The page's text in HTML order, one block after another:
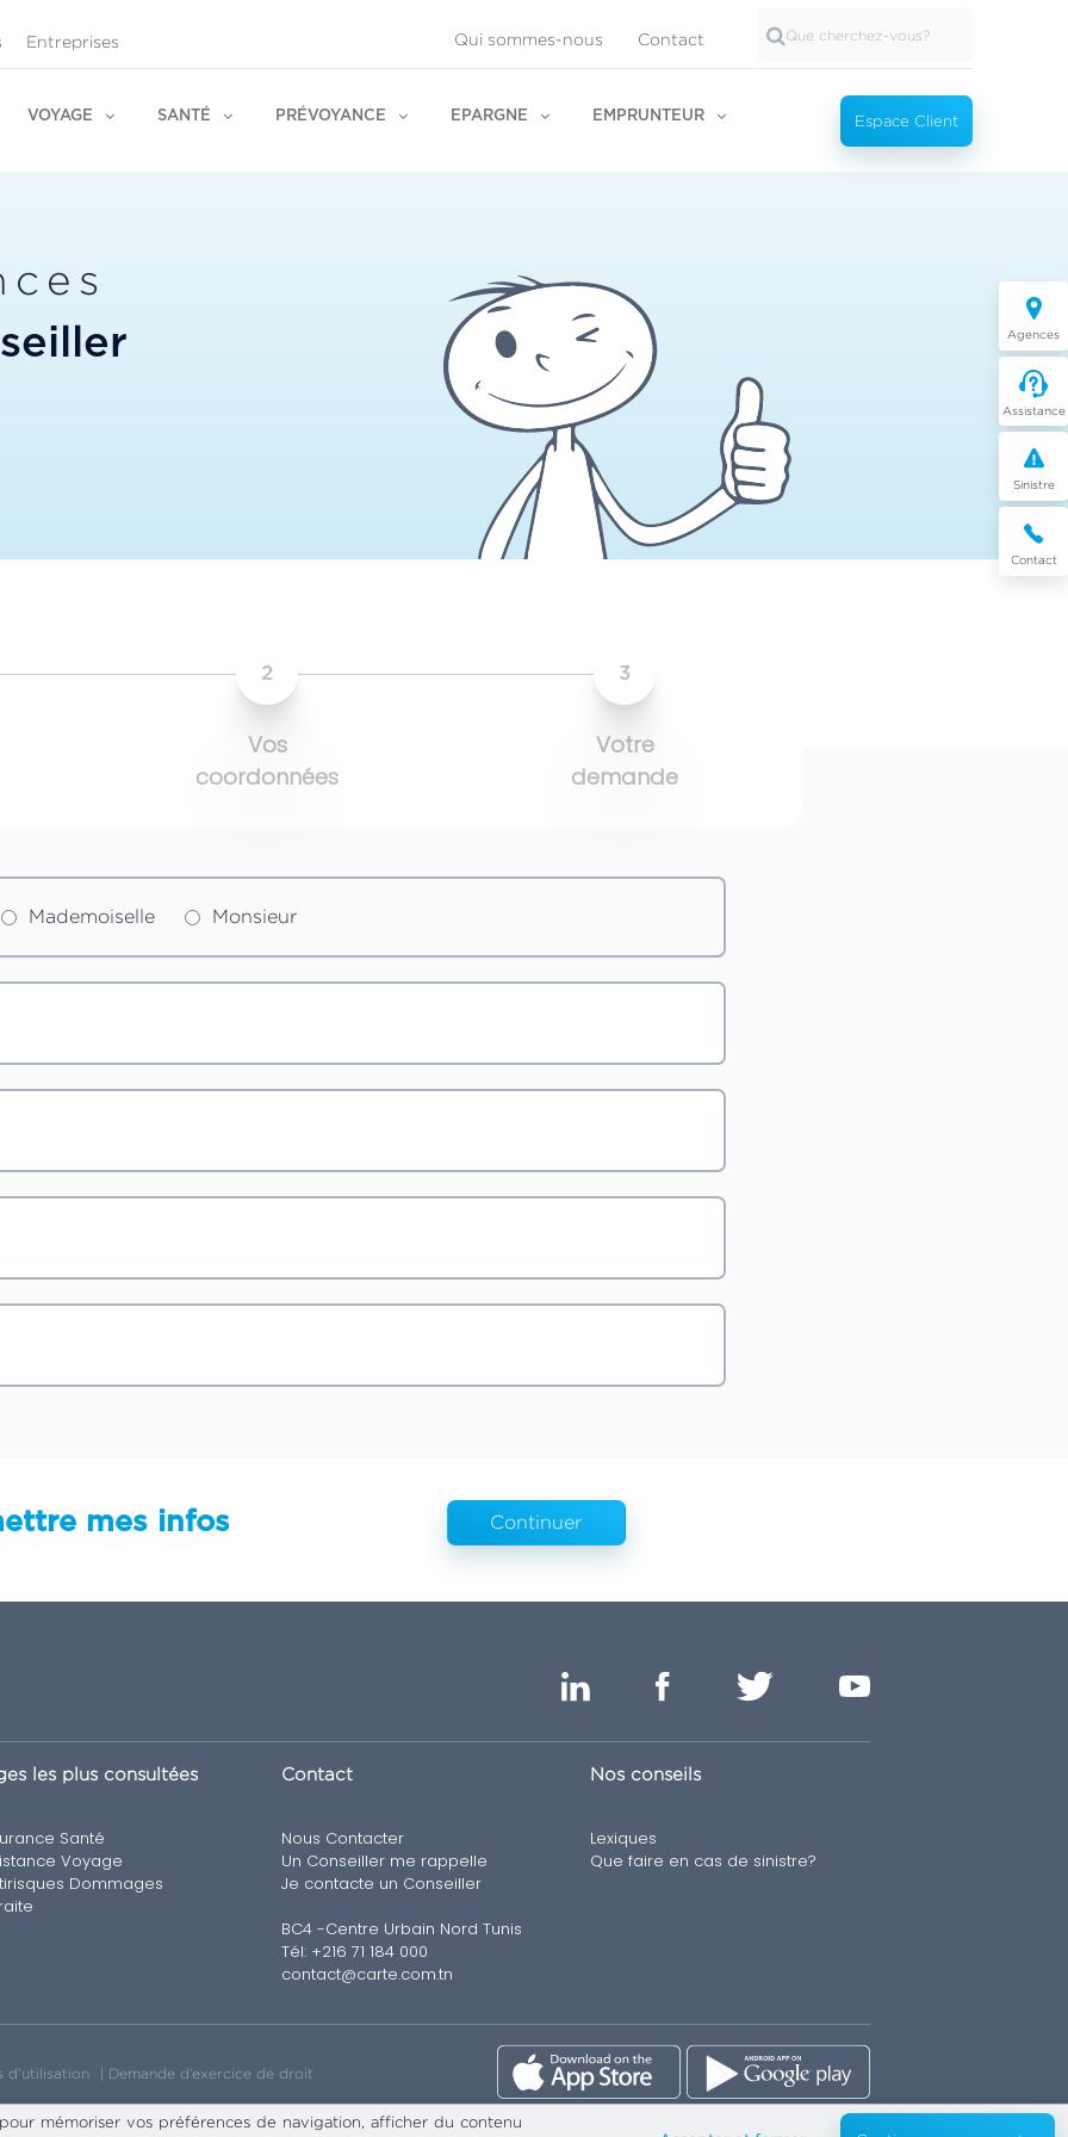
Entreprises Qui sommes-nous Contact
VOYAGE SANTÉ PRÉVOYANCE EPARGNE EMPRUNTEUR Espace Client
Agences
Assistance
Sinistre
Contact
2
Vos
coordonnées
3
Votre
demande
Mademoiselle Monsieur
mes infos Continuer
les plus consultées
Santé
Voyage
Dommages
Contact
Nous Contacter
Un Conseiller me rappelle
Je contacte un Conseiller
BC4 -Centre Urbain Nord Tunis
Tél: +216 71 184 000
contact@carte.com.tn
Nos conseils
Lexiques
Que faire en cas de sinistre?
d’utilisation Demande d’exercice de droit
mémoriser vos préférences de navigation, afficher du contenu